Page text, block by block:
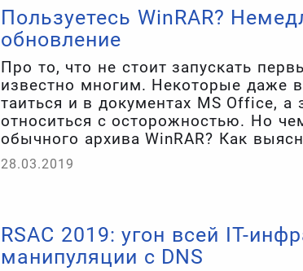
Пользуетесь WinRAR?
обновление
Про то, что не стоит запускать
известно многим. Некоторые даже
таиться и в документах MS Office, а
относиться с осторожностью. Но
обычного архива WinRAR? Как
миллионов пользователей WinRAR.
28.03.2019
RSAC 2019: угон всей IT-
манипуляции с DNS